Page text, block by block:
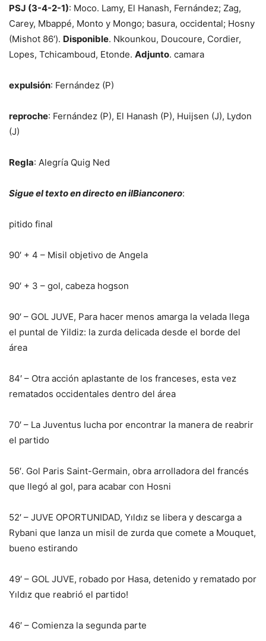
PSJ (3-4-2-1): Moco. Lamy, El Hanash, Fernández; Zag,
Carey, Mbappé, Monto y Mongo; basura, occidental; Hosny
(Mishot 86′). Disponible. Nkounkou, Doucoure, Cordier,
Lopes, Tchicamboud, Etonde. Adjunto. camara
expulsión: Fernández (P)
reproche: Fernández (P), El Hanash (P), Huijsen (J), Lydon
(J)
Regla: Alegría Quig Ned
Sigue el texto en directo en ilBianconero:
pitido final
90′ + 4 – Misil objetivo de Angela
90′ + 3 – gol, cabeza hogson
90′ – GOL JUVE, Para hacer menos amarga la velada llega
el puntal de Yildiz: la zurda delicada desde el borde del
área
84′ – Otra acción aplastante de los franceses, esta vez
rematados occidentales dentro del área
70′ – La Juventus lucha por encontrar la manera de reabrir
el partido
56′. Gol Paris Saint-Germain, obra arrolladora del francés
que llegó al gol, para acabar con Hosni
52′ – JUVE OPORTUNIDAD, Yıldız se libera y descarga a
Rybani que lanza un misil de zurda que comete a Mouquet,
bueno estirando
49′ – GOL JUVE, robado por Hasa, detenido y rematado por
Yıldız que reabrió el partido!
46′ – Comienza la segunda parte